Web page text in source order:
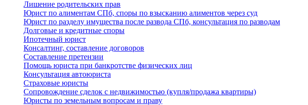
Лишение родительских прав
Юрист по алиментам СПб, споры по взысканию алиментов через суд
Юрист по разделу имущества после развода СПб, консультация по разводам
Долговые и кредитные споры
Ипотечный юрист
Консалтинг, составление договоров
Составление претензии
Помощь юриста при банкротстве физических лиц
Консультация автоюриста
Страховые юристы
Сопровождение сделок с недвижимостью (купля/продажа квартиры)
Юристы по земельным вопросам и праву